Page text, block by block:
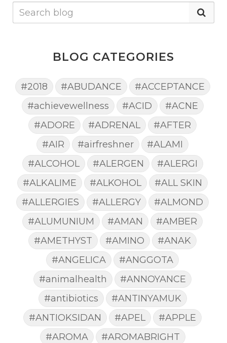
BLOG CATEGORIES
#2018 #ABUDANCE
#ACCEPTANCE
#achievewellness
#ACID
#ACNE
#ADORE
#ADRENAL
#AFTER
#AIR
#airfreshner
#ALAMI
#ALCOHOL
#ALERGEN
#ALERGI
#ALKALIME
#ALKOHOL
#ALL SKIN
#ALLERGIES
#ALLERGY
#ALMOND
#ALUMUNIUM
#AMAN
#AMBER
#AMETHYST
#AMINO
#ANAK
#ANGELICA
#ANGGOTA
#animalhealth
#ANNOYANCE
#antibiotics
#ANTINYAMUK
#ANTIOKSIDAN
#APEL
#APPLE
#AROMA
#AROMABRIGHT